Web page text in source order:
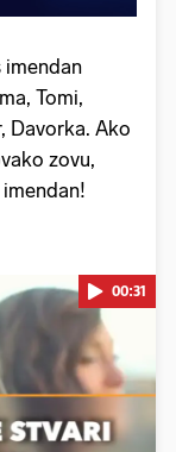
imendan
Tomi,
Davorka. Ako
zovu,
00:31